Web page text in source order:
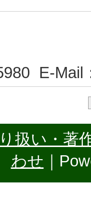
E-Mail
扱い・著
わせ ｜